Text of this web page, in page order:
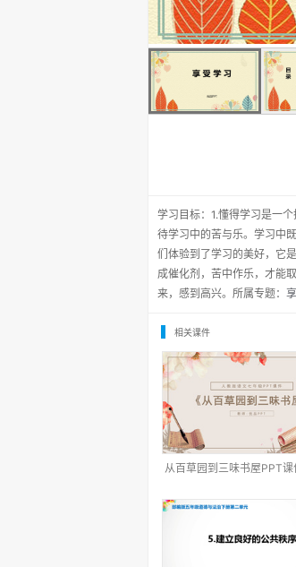
学习目标：1.懂得学习是一
待学习中的苦与乐。学习中
们体验到了学习的美好，它
成催化剂，苦中作乐，才能
来，感到高兴。所属专题：
相关课件
从百草园到三味书屋PPT课